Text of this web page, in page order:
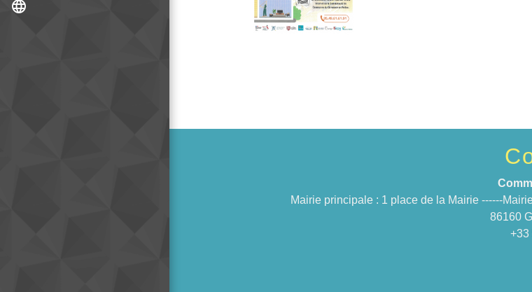
language
Mairie principale : 1 place de la Mairie ------
86160
+33